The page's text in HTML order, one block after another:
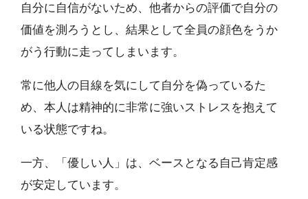
自分に自信がないため、他者からの評価で自分の
価値を測ろうとし、結果として全員の顔色をうか
がう行動に走ってしまいます。
常に他人の目線を気にして自分を偽っているた
め、本人は精神的に非常に強いストレスを抱えて
いる状態ですね。
一方、「優しい人」は、ベースとなる自己肯定感
が安定しています。